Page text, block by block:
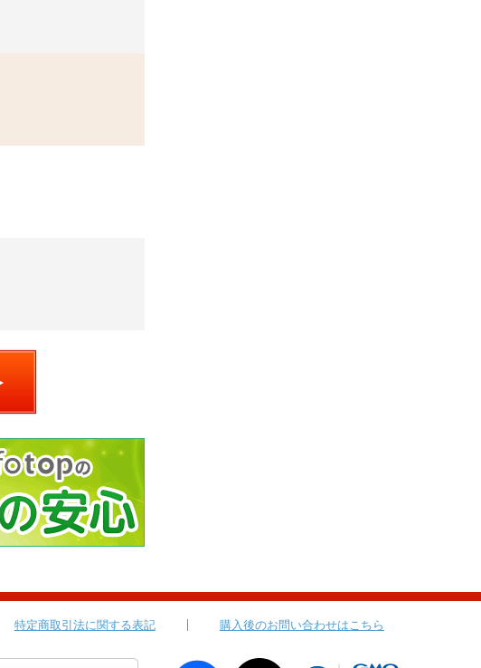
特定商取引法に関する表記 購入後のお問い合わせはこちら